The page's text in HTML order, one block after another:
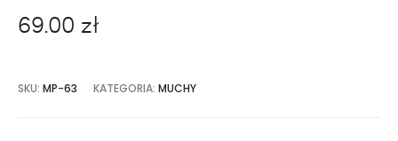
69.00 zł
SKU: MP-63 KATEGORIA: MUCHY